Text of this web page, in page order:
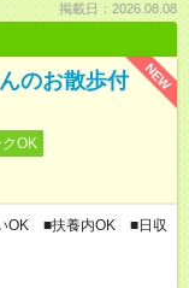
掲載日：2026.08.08
NEW
のお散歩付
OK
OK ■扶養内OK ■日収